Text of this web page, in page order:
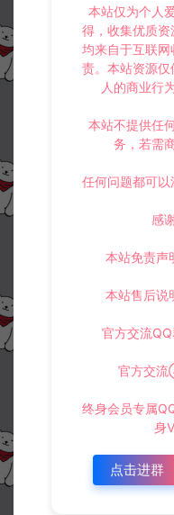
本站仅为个人
得，收集优质
均来自于互联
责。本站资源
人的商业行
本站不提供任
务，若需
任何问题都可以
感
本站免责声
本站售后说
官方交流
官方交
终身会员专属
身
点击进群